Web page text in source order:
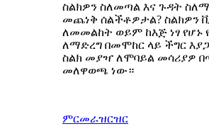
ስልክዎን ስለመጣል እና ጉዳት
መጨነቅ ሰልችቶዎታል? ስልክዎን
ለመመልከት ወይም ከእጅ ነፃ የሆኑ
ለማድረግ በመሞከር ላይ ችግር
ስልክ መያዣ ለሞባይል መሳሪያዎ
መለዋወጫ ነው።
ምርመራዝርዝር